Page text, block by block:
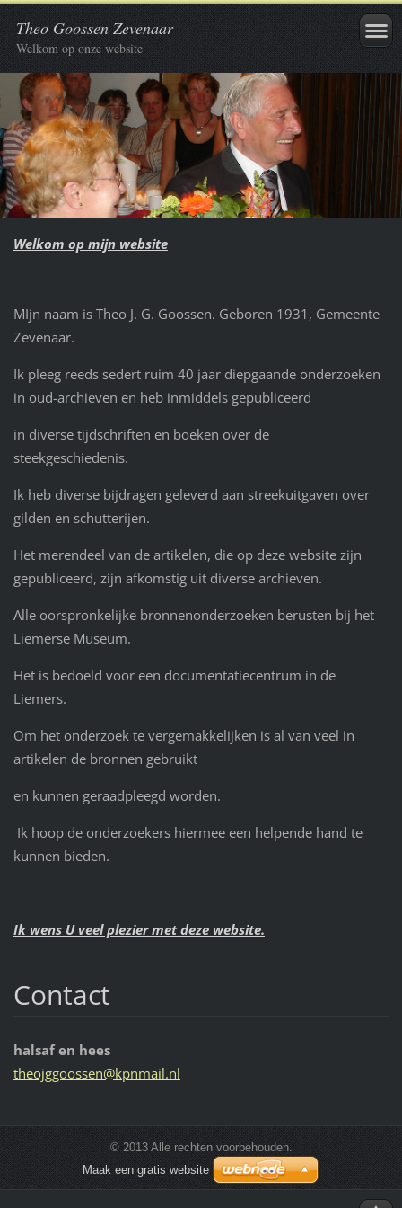
Theo Goossen Zevenaar
Welkom op onze website
Welkom op mijn website
MIjn naam is Theo J. G. Goossen. Geboren 1931, Gemeente
Zevenaar.
Ik pleeg reeds sedert ruim 40 jaar diepgaande onderzoeken
in oud-archieven en heb inmiddels gepubliceerd
in diverse tijdschriften en boeken over de
steekgeschiedenis.
Ik heb diverse bijdragen geleverd aan streekuitgaven over
gilden en schutterijen.
Het merendeel van de artikelen, die op deze website zijn
gepubliceerd, zijn afkomstig uit diverse archieven.
Alle oorspronkelijke bronnenonderzoeken berusten bij het
Liemerse Museum.
Het is bedoeld voor een documentatiecentrum in de
Liemers.
Om het onderzoek te vergemakkelijken is al van veel in
artikelen de bronnen gebruikt
en kunnen geraadpleegd worden.
Ik hoop de onderzoekers hiermee een helpende hand te
kunnen bieden.
Ik wens U veel plezier met deze website.
Contact
halsaf en hees
theojggoossen@kpnmail.nl
© 2013 Alle rechten voorbehouden.
Maak een gratis website